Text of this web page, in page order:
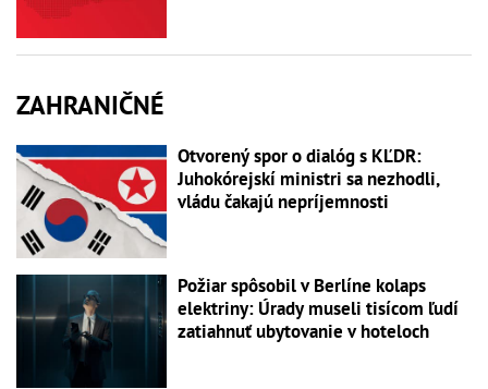
ZAHRANIČNÉ
Otvorený spor o dialóg s KĽDR:
Juhokórejskí ministri sa nezhodli,
vládu čakajú nepríjemnosti
Požiar spôsobil v Berlíne kolaps
elektriny: Úrady museli tisícom ľudí
zatiahnuť ubytovanie v hoteloch